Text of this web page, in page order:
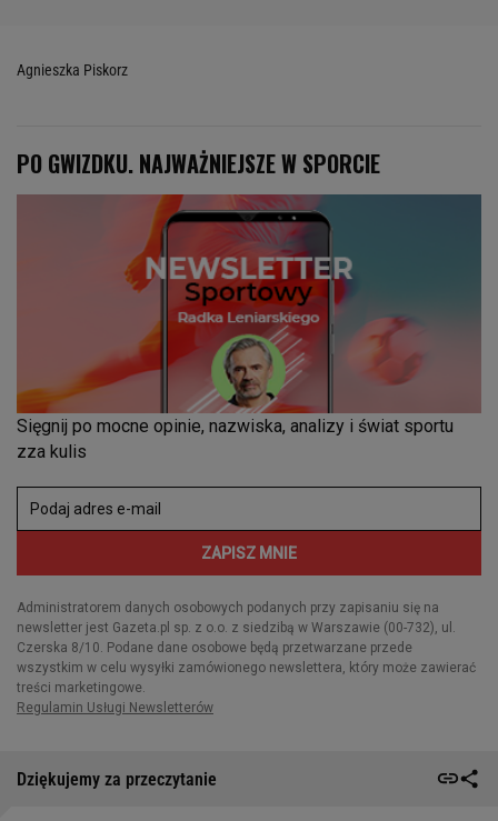
Agnieszka Piskorz
Dziękujemy za przeczytanie